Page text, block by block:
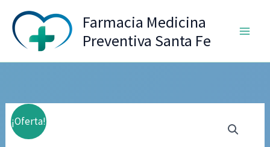
contenido
Farmacia Medicina
Preventiva Santa Fe
¡Oferta!